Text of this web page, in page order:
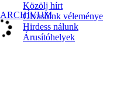
ARCHÍVUM
Közölj hírt
Olvasóink véleménye
Hirdess nálunk
Árusítóhelyek